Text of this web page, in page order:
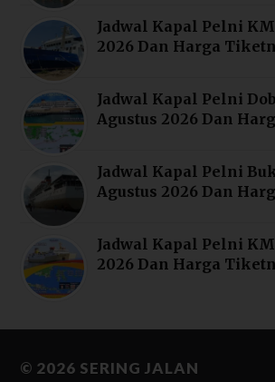
Jadwal Kapal Pelni
2026 Dan Harga
Jadwal Kapal Pelni
Agustus 2026 Dan
Jadwal Kapal Pelni
Agustus 2026 Dan
Jadwal Kapal Pelni
2026 Dan Harga
© 2026 SERING JALAN